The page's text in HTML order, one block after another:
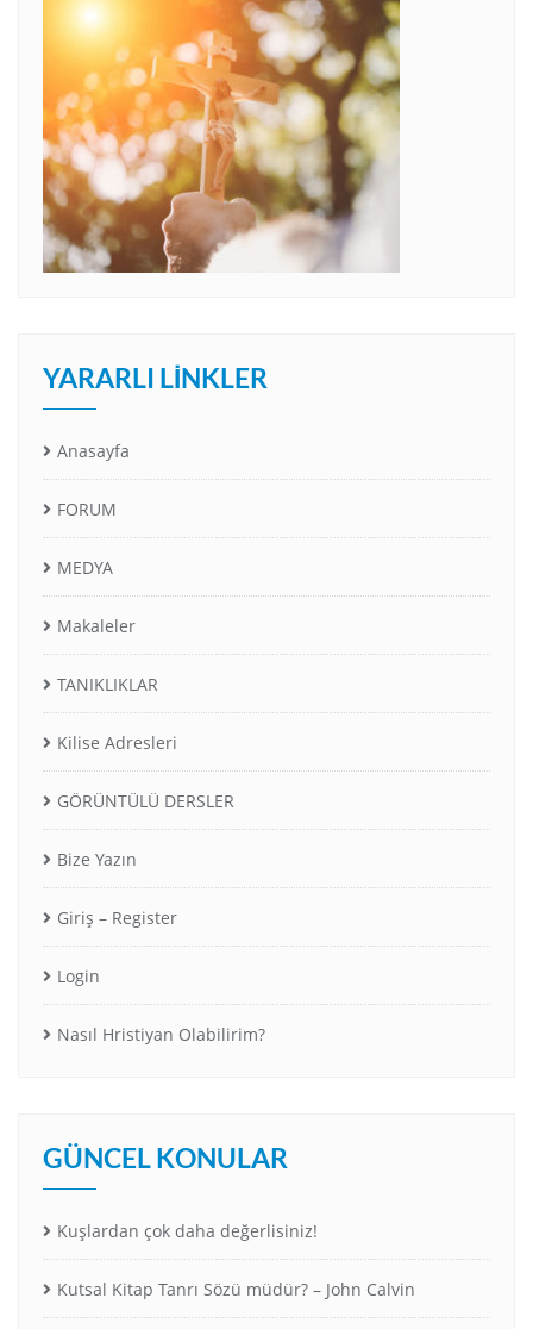
YARARLI LINKLER
Anasayfa
FORUM
MEDYA
Makaleler
TANIKLIKLAR
Kilise Adresleri
GÖRÜNTÜLÜ DERSLER
Bize Yazın
Giriş – Register
Login
Nasıl Hristiyan Olabilirim?
GÜNCEL KONULAR
Kuşlardan çok daha değerlisiniz!
Kutsal Kitap Tanrı Sözü müdür? – John Calvin